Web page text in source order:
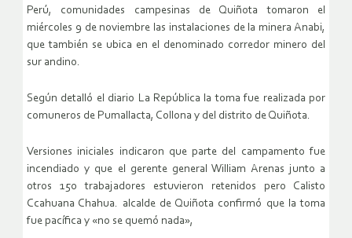
Perú, comunidades campesinas de Quiñota tomaron el
miércoles 9 de noviembre las instalaciones de la minera Anabi,
que también se ubica en el denominado corredor minero del
sur andino.
Según detalló el diario La República la toma fue realizada por
comuneros de Pumallacta, Collona y del distrito de Quiñota.
Versiones iniciales indicaron que parte del campamento fue
incendiado y que el gerente general William Arenas junto a
otros 150 trabajadores estuvieron retenidos pero Calisto
Ccahuana Chahua. alcalde de Quiñota confirmó que la toma
fue pacífica y «no se quemó nada»,